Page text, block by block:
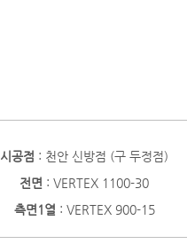
시공점 : 천안 신방점 (구 두정점)
전면 : VERTEX 1100-30
측면1열 : VERTEX 900-15